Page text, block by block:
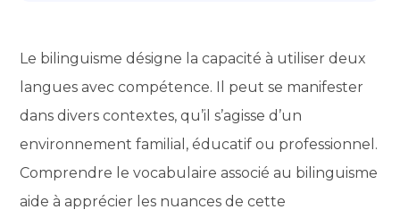
Le bilinguisme désigne la capacité à utiliser deux
langues avec compétence. Il peut se manifester
dans divers contextes, qu’il s’agisse d’un
environnement familial, éducatif ou professionnel.
Comprendre le vocabulaire associé au bilinguisme
aide à apprécier les nuances de cette